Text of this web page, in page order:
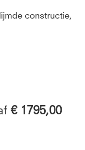
constructie,
€ 1795,00